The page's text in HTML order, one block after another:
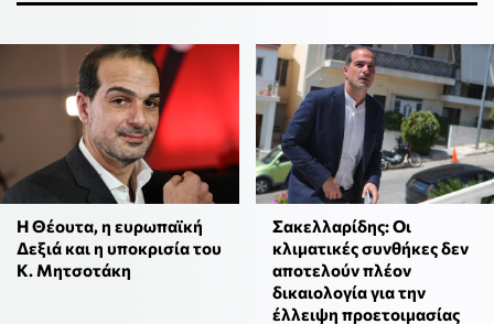
Η Θέουτα, η ευρωπαϊκή
Δεξιά και η υποκρισία του
Κ. Μητσοτάκη
Σακελλαρίδης: Οι
κλιματικές συνθήκες δεν
αποτελούν πλέον
δικαιολογία για την
έλλειψη προετοιμασίας